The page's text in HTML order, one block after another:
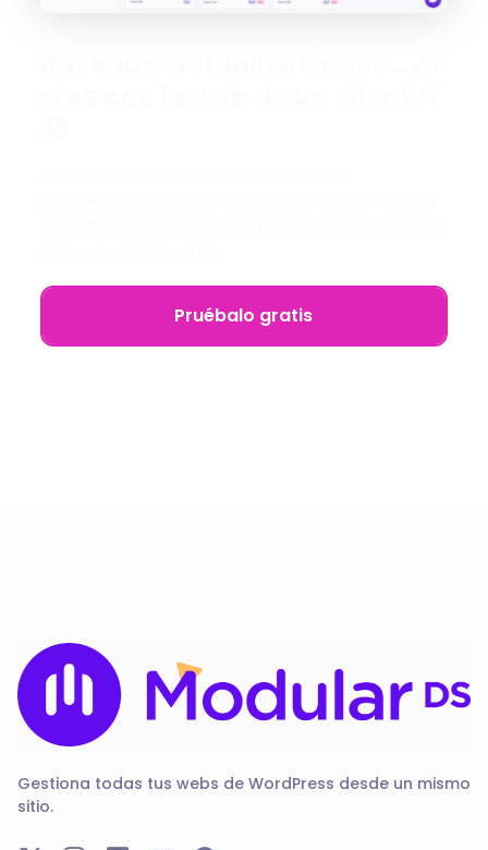
Pruébalo gratis
Gestiona todas tus webs de WordPress desde un mismo
sitio.